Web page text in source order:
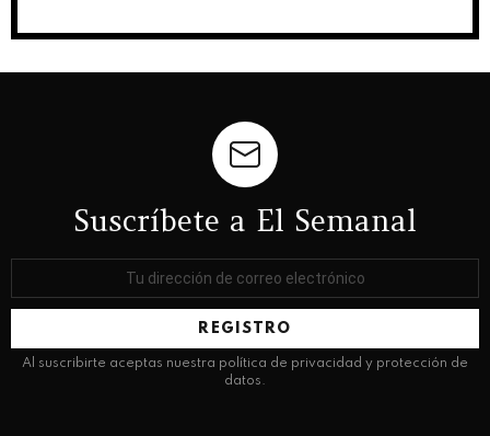
Suscríbete a El Semanal
Al suscribirte aceptas nuestra política de privacidad y protección de
datos.